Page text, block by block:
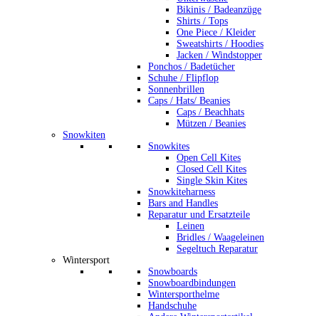
Bikinis / Badeanzüge
Shirts / Tops
One Piece / Kleider
Sweatshirts / Hoodies
Jacken / Windstopper
Ponchos / Badetücher
Schuhe / Flipflop
Sonnenbrillen
Caps / Hats/ Beanies
Caps / Beachhats
Mützen / Beanies
Snowkiten
Snowkites
Open Cell Kites
Closed Cell Kites
Single Skin Kites
Snowkiteharness
Bars and Handles
Reparatur und Ersatzteile
Leinen
Bridles / Waageleinen
Segeltuch Reparatur
Wintersport
Snowboards
Snowboardbindungen
Wintersporthelme
Handschuhe